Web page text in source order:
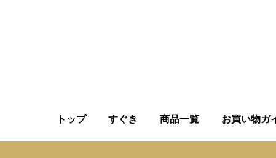
トップ すぐき 商品一覧 お買い物ガ